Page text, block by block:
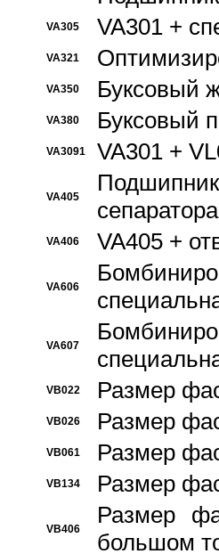
VA305 VA301 +
VA321
VA350 Буксовый
VA380 Буксовый
VA3091 VA301 +
VA405
VA406 VA405 +
VA606
VA607
VB022 Размер
VB026 Размер
VB061 Размер
VB134 Размер
VB406
Размер
большом